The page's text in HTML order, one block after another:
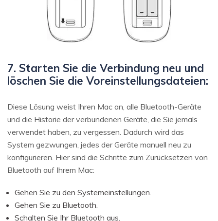
7. Starten Sie die Verbindung neu und
löschen Sie die Voreinstellungsdateien:
Diese Lösung weist Ihren Mac an, alle Bluetooth-Geräte
und die Historie der verbundenen Geräte, die Sie jemals
verwendet haben, zu vergessen. Dadurch wird das
System gezwungen, jedes der Geräte manuell neu zu
konfigurieren. Hier sind die Schritte zum Zurücksetzen von
Bluetooth auf Ihrem Mac:
Gehen Sie zu den Systemeinstellungen.
Gehen Sie zu Bluetooth.
Schalten Sie Ihr Bluetooth aus.